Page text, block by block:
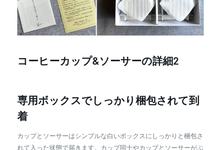
コーヒーカップ&ソーサーの詳細2
専用ボックスでしっかり梱包されて到
着
カップとソーサーはシンプルな白いボックスにしっかりと梱包さ
れて入った状態で届きます。カップ同士やカップとソーサーがぶ